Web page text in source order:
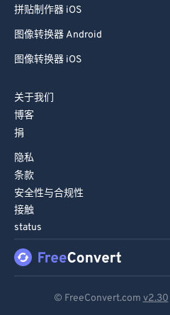
拼贴制作器 iOS
图像转换器 Android
图像转换器 iOS
关于我们
博客
捐
隐私
条款
安全性与合规性
接触
status
© FreeConvert.com v2.30